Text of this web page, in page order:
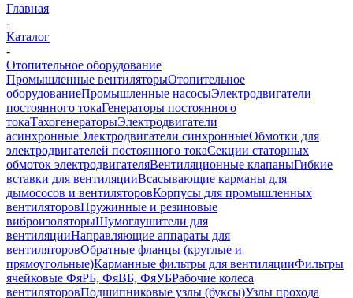
Главная
-
Каталог
-
Отопительное оборудование
Промышленные вентиляторыОтопительное
оборудованиеПромышленные насосыЭлектродвигатели
постоянного токаГенераторы постоянного
токаТахогенераторыЭлектродвигатели
асинхронныеЭлектродвигатели синхронныеОбмотки для
электродвигателей постоянного токаСекции статорных
обмоток электродвигателяВентиляционные клапаныГибкие
вставки для вентиляцииВсасывающие карманы для
дымососов и вентиляторовКорпусы для промышленных
вентиляторовПружинные и резиновые
виброизоляторыШумоглушители для
вентиляцииНаправляющие аппараты для
вентиляторовОбратные фланцы (круглые и
прямоугольные)Карманные фильтры для вентиляцииФильтры
ячейковые ФяРБ, ФяВБ, ФяУБРабочие колеса
вентиляторовПодшипниковые узлы (буксы)Узлы прохода